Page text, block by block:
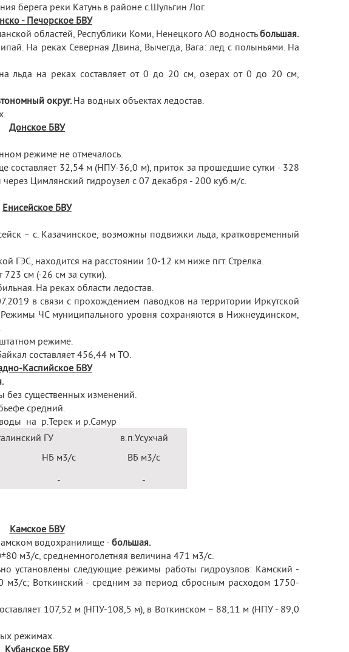
берега реки Катунь в районе с.Шульгин Лог.
- Печорское БВУ
областей, Республики Коми, Ненецкого АО водностьбольшая.
На реках Северная Двина, Вычегда, Вага: лед с полыньями. На
льда на реках составляет от 0 до 20 см, озерах от 0 до 20 см,
округ.На водных объектах ледостав.
Донское БВУ
режиме не отмечалось.
составляет 32,54 м (НПУ-36,0 м), приток за прошедшие сутки - 328
Цимлянский гидроузел с 07 декабря - 200 куб.м/с.
Енисейское БВУ
– с. Казачинское, возможны подвижки льда, кратковременный
ГЭС, находится на расстоянии 10-12 км ниже пгт. Стрелка.
723 см (-26 см за сутки).
На реках области ледостав.
в связи с прохождением паводков на территории Иркутской
ЧС муниципального уровня сохраняются в Нижнеудинском,
режиме.
составляет 456,44 м ТО.
Каспийское БВУ
без существенных изменений.
средний.
на р.Терек и р.Самур
ГУ
в.п.Усухчай
НБ м3/с ВБ м3/с
- -
Камское БВУ
водохранилище - большая.
м3/с, среднемноголетняя величина 471 м3/с.
установлены следующие режимы работы гидроузлов: Камский -
м3/с; Воткинский - средним за период сбросным расходом 1750-
107,52 м (НПУ-108,5 м), в Воткинском – 88,11 м (НПУ - 89,0
режимах.
Кубанское БВУ